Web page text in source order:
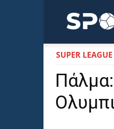
SUPER LEAGUE